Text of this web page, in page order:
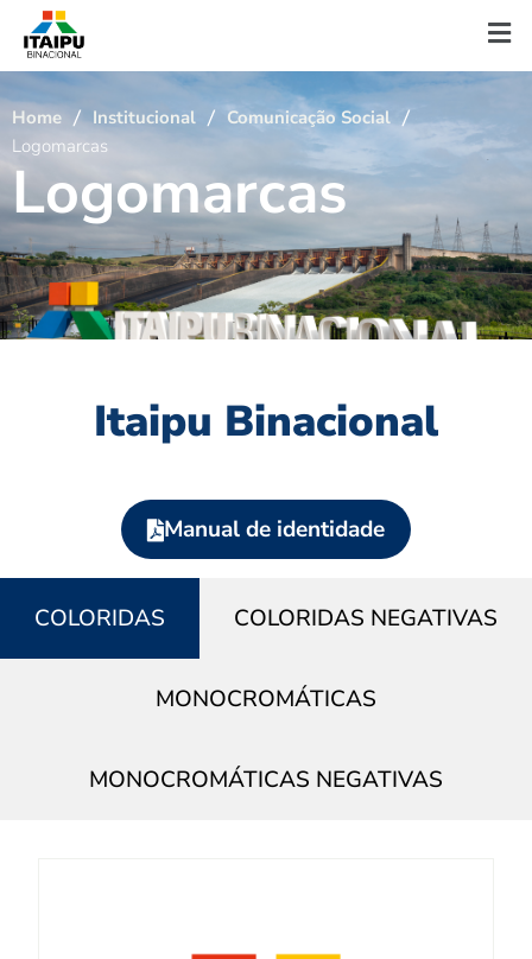
Home Institucional
Comunicação Social
Logomarcas
Logomarcas
Itaipu Binacional
Manual de identidade
COLORIDAS COLORIDAS NEGATIVAS
MONOCROMÁTICAS
MONOCROMÁTICAS NEGATIVAS